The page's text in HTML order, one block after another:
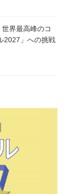
界最高峰のコ
2027」への挑戦